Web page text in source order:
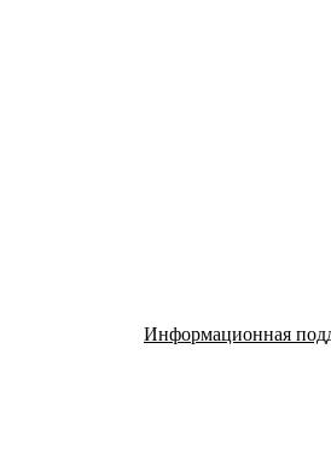
Информационная